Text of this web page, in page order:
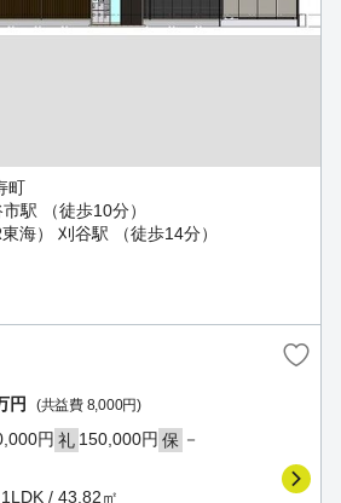
町
駅 （徒歩10分）
海） 刈谷駅 （徒歩14分）
円 (共益費 8,000円)
円 礼 150,000円 保 －
/ 43.82㎡